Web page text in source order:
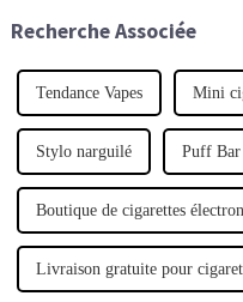
Recherche Associée
Tendance Vapes Mini
Stylo narguilé Puff Bar
Boutique de cigarettes
Livraison gratuite pour